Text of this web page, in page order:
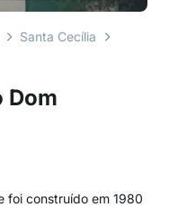
Dom
foi construído em 1980
Santa Cecília